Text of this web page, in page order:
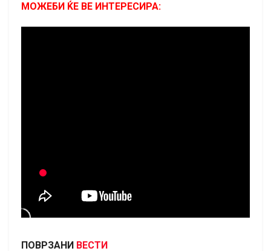
МОЖЕБИ ЌЕ ВЕ ИНТЕРЕСИРА:
ПОВРЗАНИ ВЕСТИ